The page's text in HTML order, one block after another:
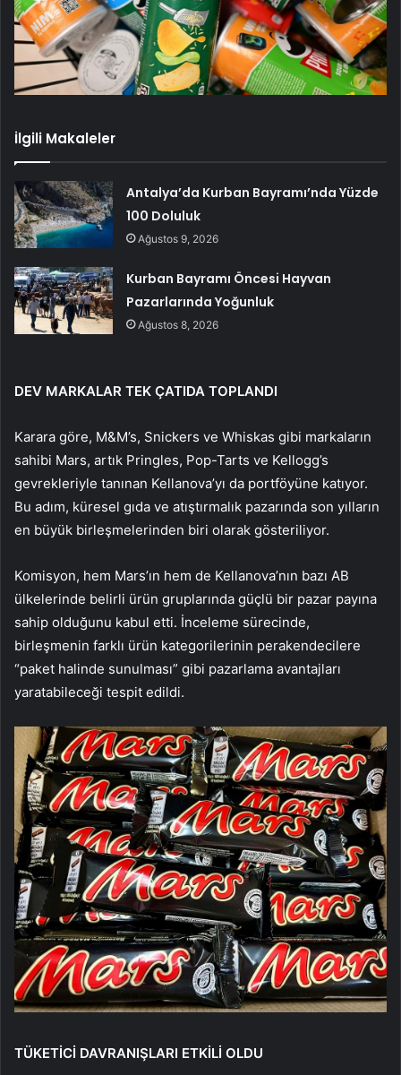
İlgili Makaleler
Antalya’da Kurban Bayramı’nda Yüzde
100 Doluluk
Ağustos 9, 2026
Kurban Bayramı Öncesi Hayvan
Pazarlarında Yoğunluk
Ağustos 8, 2026
DEV MARKALAR TEK ÇATIDA TOPLANDI
Karara göre, M&M’s, Snickers ve Whiskas gibi markaların
sahibi Mars, artık Pringles, Pop-Tarts ve Kellogg’s
gevrekleriyle tanınan Kellanova’yı da portföyüne katıyor.
Bu adım, küresel gıda ve atıştırmalık pazarında son yılların
en büyük birleşmelerinden biri olarak gösteriliyor.
Komisyon, hem Mars’ın hem de Kellanova’nın bazı AB
ülkelerinde belirli ürün gruplarında güçlü bir pazar payına
sahip olduğunu kabul etti. İnceleme sürecinde,
birleşmenin farklı ürün kategorilerinin perakendecilere
“paket halinde sunulması” gibi pazarlama avantajları
yaratabileceği tespit edildi.
TÜKETİCİ DAVRANIŞLARI ETKİLİ OLDU